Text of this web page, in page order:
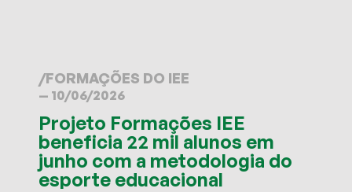
/FORMAÇÕES DO IEE
— 10/06/2026
Projeto Formações IEE
beneficia 22 mil alunos em
junho com a metodologia do
esporte educacional